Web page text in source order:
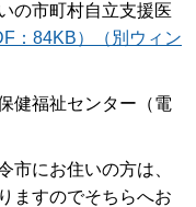
の市町村自立支援医
：84KB）（別ウィン
健福祉センター（電
市にお住いの方は、
ますのでそちらへお